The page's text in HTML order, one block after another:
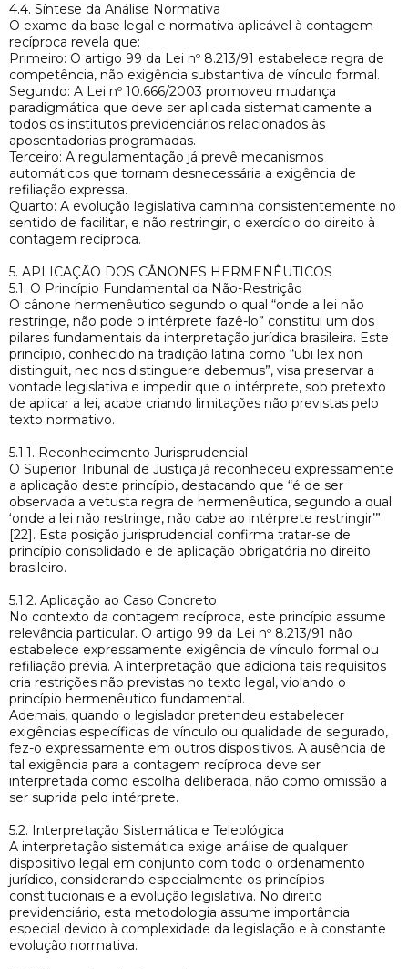
4.4. Síntese da Análise Normativa
O exame da base legal e normativa aplicável à contagem
recíproca revela que:
Primeiro: O artigo 99 da Lei nº 8.213/91 estabelece regra de
competência, não exigência substantiva de vínculo formal.
Segundo: A Lei nº 10.666/2003 promoveu mudança
paradigmática que deve ser aplicada sistematicamente a
todos os institutos previdenciários relacionados às
aposentadorias programadas.
Terceiro: A regulamentação já prevê mecanismos
automáticos que tornam desnecessária a exigência de
refiliação expressa.
Quarto: A evolução legislativa caminha consistentemente no
sentido de facilitar, e não restringir, o exercício do direito à
contagem recíproca.
5. APLICAÇÃO DOS CÂNONES HERMENÊUTICOS
5.1. O Princípio Fundamental da Não-Restrição
O cânone hermenêutico segundo o qual “onde a lei não
restringe, não pode o intérprete fazê-lo” constitui um dos
pilares fundamentais da interpretação jurídica brasileira. Este
princípio, conhecido na tradição latina como “ubi lex non
distinguit, nec nos distinguere debemus”, visa preservar a
vontade legislativa e impedir que o intérprete, sob pretexto
de aplicar a lei, acabe criando limitações não previstas pelo
texto normativo.
5.1.1. Reconhecimento Jurisprudencial
O Superior Tribunal de Justiça já reconheceu expressamente
a aplicação deste princípio, destacando que “é de ser
observada a vetusta regra de hermenêutica, segundo a qual
‘onde a lei não restringe, não cabe ao intérprete restringir’”
[22]. Esta posição jurisprudencial confirma tratar-se de
princípio consolidado e de aplicação obrigatória no direito
brasileiro.
5.1.2. Aplicação ao Caso Concreto
No contexto da contagem recíproca, este princípio assume
relevância particular. O artigo 99 da Lei nº 8.213/91 não
estabelece expressamente exigência de vínculo formal ou
refiliação prévia. A interpretação que adiciona tais requisitos
cria restrições não previstas no texto legal, violando o
princípio hermenêutico fundamental.
Ademais, quando o legislador pretendeu estabelecer
exigências específicas de vínculo ou qualidade de segurado,
fez-o expressamente em outros dispositivos. A ausência de
tal exigência para a contagem recíproca deve ser
interpretada como escolha deliberada, não como omissão a
ser suprida pelo intérprete.
5.2. Interpretação Sistemática e Teleológica
A interpretação sistemática exige análise de qualquer
dispositivo legal em conjunto com todo o ordenamento
jurídico, considerando especialmente os princípios
constitucionais e a evolução legislativa. No direito
previdenciário, esta metodologia assume importância
especial devido à complexidade da legislação e à constante
evolução normativa.